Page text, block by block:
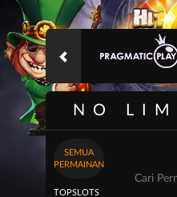
NO
SEMUA
PERMAINAN
TOPSLOTS